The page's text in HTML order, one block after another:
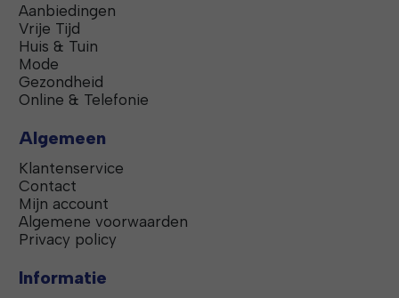
Aanbiedingen
Vrije Tijd
Huis & Tuin
Mode
Gezondheid
Online & Telefonie
Algemeen
Klantenservice
Contact
Mijn account
Algemene voorwaarden
Privacy policy
Informatie